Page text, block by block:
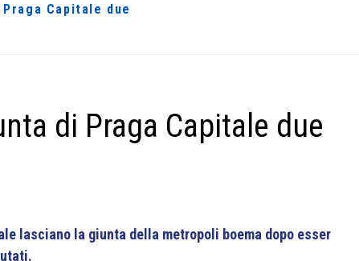
Capitale due
di Praga Capitale due
lasciano la giunta della metropoli boema dopo esser